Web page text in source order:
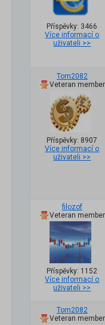
Příspěvky: 3466
Více informací o
uživateli >>
Tom2082
Veteran member
Příspěvky: 8907
Více informací o
uživateli >>
filozof
Veteran member
Příspěvky: 1152
Více informací o
uživateli >>
Tom2082
Veteran member